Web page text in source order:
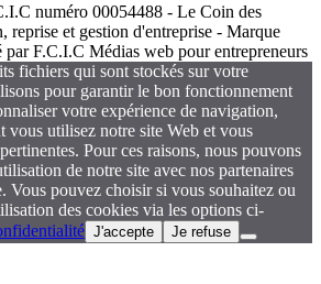
numéro 00054488 - Le Coin des
reprise et gestion d'entreprise - Marque
F.C.I.C Médias web pour entrepreneurs
fichiers qui sont stockés sur votre
pour garantir le bon fonctionnement
votre expérience de navigation,
vous utilisez notre site Web et vous
Pour ces raisons, nous pouvons
de notre site avec nos partenaires
Vous pouvez choisir si vous souhaitez ou
des cookies via les options ci-
J'accepte Je refuse